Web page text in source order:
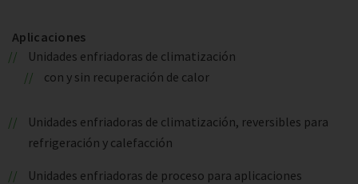
Aplicaciones
Unidades enfriadoras de climatización
con y sin recuperación de calor
Unidades enfriadoras de climatización, reversibles para
refrigeración y calefacción
Unidades enfriadoras de proceso para aplicaciones